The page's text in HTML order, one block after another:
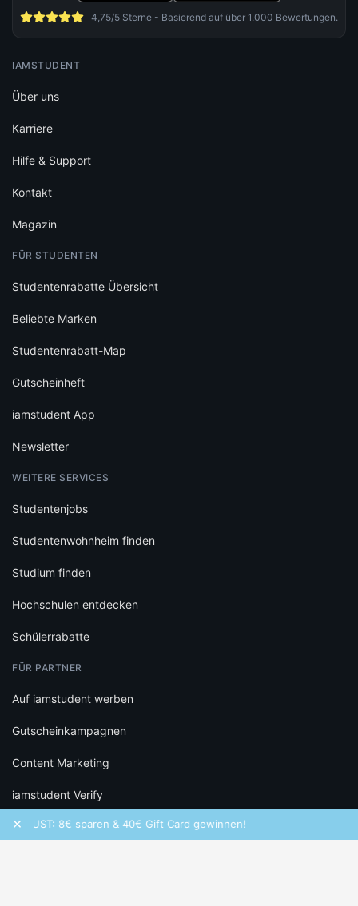
× 8€ sparen & 40€ Gift Card gewinnen!
4,75/5 Sterne - Basierend auf über 1.000 Bewertungen.
IAMSTUDENT
Über uns
Karriere
Hilfe & Support
Kontakt
Magazin
FÜR STUDENTEN
Studentenrabatte Übersicht
Beliebte Marken
Studentenrabatt-Map
Gutscheinheft
iamstudent App
Newsletter
WEITERE SERVICES
Studentenjobs
Studentenwohnheim finden
Studium finden
Hochschulen entdecken
Schülerrabatte
FÜR PARTNER
Auf iamstudent werben
Gutscheinkampagnen
Content Marketing
iamstudent Verify